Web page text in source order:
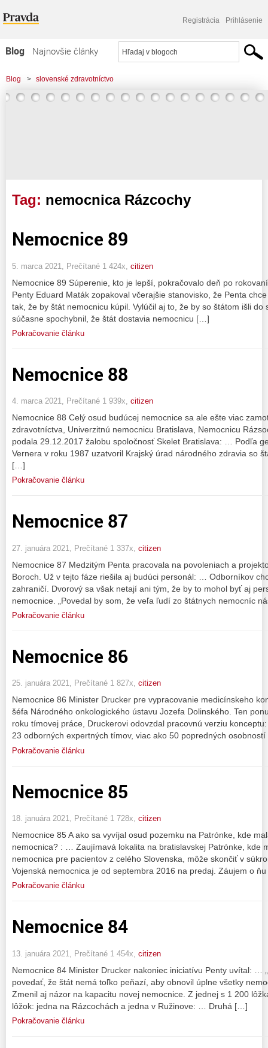
Registrácia Prihlásenie
Blog
Najnovšie články
Najčítanejšie články
Najkomentovanejšie články
Blog > slovenské zdravotníctvo
Tag: nemocnica Rázcochy
Nemocnice 89
5. marca 2021, Prečítané 1 424x, citizen
Nemocnice 89 Súperenie, kto je lepší, pokračovalo deň po
Penty Eduard Maták zopakoval včerajšie stanovisko, že Penta
tak, že by štát nemocnicu kúpil. Vylúčil aj to, že by so štátom išli do
súčasne spochybnil, že štát dostavia nemocnicu […]
Pokračovanie článku
Nemocnice 88
4. marca 2021, Prečítané 1 939x, citizen
Nemocnice 88 Celý osud budúcej nemocnice sa ale ešte viac
zdravotníctva, Univerzitnú nemocnicu Bratislava, Nemocnicu
podala 29.12.2017 žalobu spoločnosť Skelet Bratislava: … Podľa
Vernera v roku 1987 uzatvoril Krajský úrad národného zdravia so
[…]
Pokračovanie článku
Nemocnice 87
27. januára 2021, Prečítané 1 337x, citizen
Nemocnice 87 Medzitým Penta pracovala na povoleniach a
Boroch. Už v tejto fáze riešila aj budúci personál: … Odborníkov
zahraničí. Dvorový sa však netají ani tým, že by to mohol byť aj
nemocnice. „Povedal by som, že veľa ľudí zo štátnych nemocníc
Pokračovanie článku
Nemocnice 86
25. januára 2021, Prečítané 1 827x, citizen
Nemocnice 86 Minister Drucker pre vypracovanie medicínskeho
šéfa Národného onkologického ústavu Jozefa Dolinského. Ten
roku tímovej práce, Druckerovi odovzdal pracovnú verziu
23 odborných expertných tímov, viac ako 50 popredných
Pokračovanie článku
Nemocnice 85
18. januára 2021, Prečítané 1 728x, citizen
Nemocnice 85 A ako sa vyvíjal osud pozemku na Patrónke, kde
nemocnica? : … Zaujímavá lokalita na bratislavskej Patrónke, kde
nemocnica pre pacientov z celého Slovenska, môže skončiť v
Vojenská nemocnica je od septembra 2016 na predaj. Záujem o
Pokračovanie článku
Nemocnice 84
13. januára 2021, Prečítané 1 454x, citizen
Nemocnice 84 Minister Drucker nakoniec iniciatívu Penty uvítal: …
povedať, že štát nemá toľko peňazí, aby obnovil úplne všetky
Zmenil aj názor na kapacitu novej nemocnice. Z jednej s 1 200
lôžok: jedna na Rázcochách a jedna v Ružinove: … Druhá […]
Pokračovanie článku